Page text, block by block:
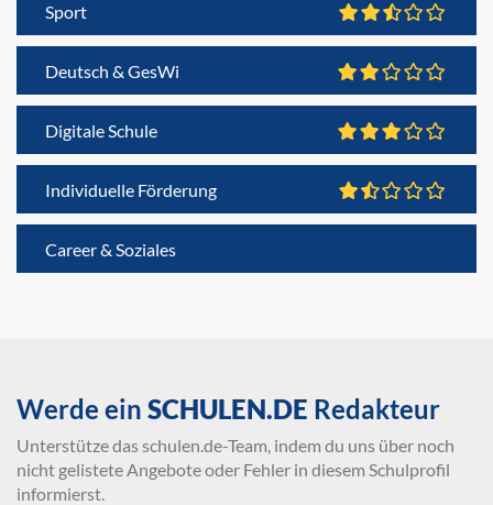
Sport
Deutsch & GesWi
Digitale Schule
Individuelle Förderung
Career & Soziales
Werde ein SCHULEN.DE Redakteur
Unterstütze das schulen.de-Team, indem du uns über noch
nicht gelistete Angebote oder Fehler in diesem Schulprofil
informierst.